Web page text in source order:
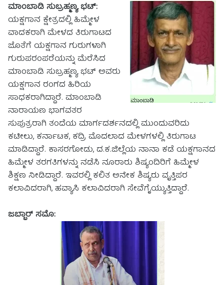
ಮಾಂಬಾಡಿ ಸುಬ್ರಹ್ಮಣ್ಯ ಭಟ್:
ಯಕ್ಷಗಾನ ಕ್ಷೇತ್ರದಲ್ಲಿ ಹಿಮ್ಮೇಳ
ವಾದಕರಾಗಿ ಮೇಳದ ತಿರುಗಾಟದ
ಜೊತೆಗೆ ಯಕ್ಷಗಾನ ಗುರುಗಳಾಗಿ
ಗುರುಪರಂಪರೆಯನ್ನು ಮೆರೆಸಿದ
ಮಾಂಬಾಡಿ ಸುಬ್ರಹ್ಮಣ್ಯ ಭಟ್ ಅವರು
ಯಕ್ಷಗಾನ ರಂಗದ ಹಿರಿಯ
ಸಾಧಕರಾಗಿದ್ದಾರೆ. ಮಾಂಬಾಡಿ
ನಾರಾಯಣ ಭಾಗವತರ
ಸುಪುತ್ರರಾಗಿ ತಂದೆಯ ಮಾರ್ಗದರ್ಶನದಲ್ಲಿ ಮುಂದುವರಿದು
ಕಟೀಲು, ಕರ್ನಾಟಕ, ಕದ್ರಿ ಮೊದಲಾದ ಮೇಳಗಳಲ್ಲಿ ತಿರುಗಾಟ
ಮಾಡಿದ್ದಾರೆ. ಕಾಸರಗೋಡು, ದ.ಕ.ಜಿಲ್ಲೆಯ ನಾನಾ ಕಡೆ ಯಕ್ಷಗಾನದ
ಹಿಮ್ಮೇಳ ತರಗತಿಗಳನ್ನು ನಡೆಸಿ ನೂರಾರು ಶಿಷ್ಯಂದಿರಿಗೆ ಹಿಮ್ಮೇಳ
ಶಿಕ್ಷಣ ನೀಡಿದ್ದಾರೆ. ಇವರಲ್ಲಿ ಕಲಿತ ಅನೇಕ ಶಿಷ್ಯರು ವೃತ್ತಿಪರ
ಕಲಾವಿದರಾಗಿ, ಹವ್ಯಾಸಿ ಕಲಾವಿದರಾಗಿ ಸೇವೆಗೈಯ್ಯುತ್ತಿದ್ದಾರೆ.
ಜಬ್ಬಾರ್ ಸಮೊ: